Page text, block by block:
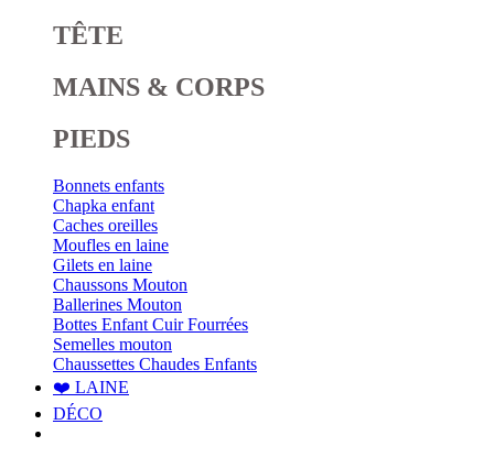
TÊTE
MAINS & CORPS
PIEDS
Bonnets enfants
Chapka enfant
Caches oreilles
Moufles en laine
Gilets en laine
Chaussons Mouton
Ballerines Mouton
Bottes Enfant Cuir Fourrées
Semelles mouton
Chaussettes Chaudes Enfants
❤️ LAINE
DÉCO